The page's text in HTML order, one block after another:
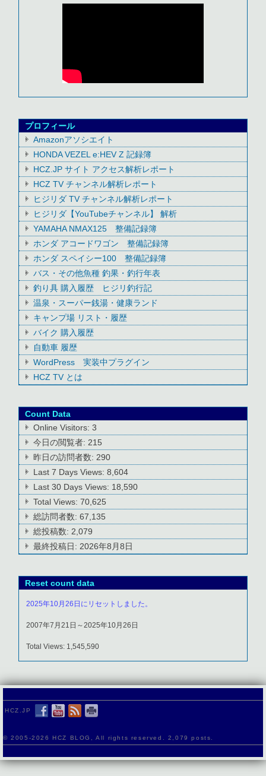
プロフィール
Amazonアソシエイト
HONDA VEZEL e:HEV Z 記録簿
HCZ.JP サイト アクセス解析レポート
HCZ TV チャンネル解析レポート
ヒジリダ TV チャンネル解析レポート
ヒジリダ【YouTubeチャンネル】 解析
YAMAHA NMAX125 整備記録簿
ホンダ アコードワゴン 整備記録簿
ホンダ スペイシー100 整備記録簿
バス・その他魚種 釣果・釣行年表
釣り具 購入履歴 ヒジリ釣行記
温泉・スーパー銭湯・健康ランド
キャンプ場 リスト・履歴
バイク 購入履歴
自動車 履歴
WordPress 実装中プラグイン
HCZ TV とは
Count Data
Online Visitors:3
今日の閲覧者:215
昨日の訪問者数:290
Last 7 Days Views:8,604
Last 30 Days Views: 18,590
Total Views:70,625
総訪問者数:67,135
総投稿数:2,079
最終投稿日:2026年8月8日
Reset count data
2025年10月26日にリセットしました。
2007年7月21日～2025年10月26日
Total Views: 1,545,590
HCZ.JP
© 2005-2026 HCZ BLOG, All rights reserved. 2,079 posts.